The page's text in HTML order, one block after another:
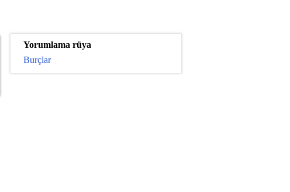
Yorumlama rüya
Burçlar